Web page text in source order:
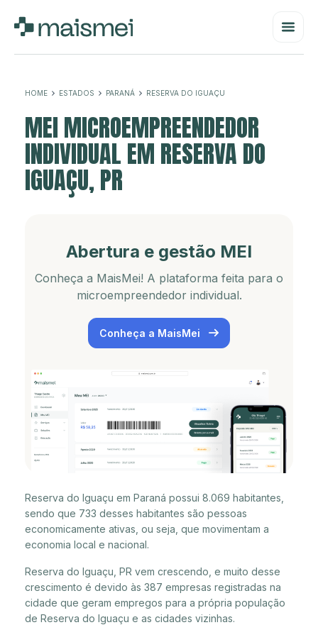
HOME ESTADOS PARANÁ RESERVA DO IGUAÇU
MEI MICROEMPREENDEDOR
INDIVIDUAL EM RESERVA DO
IGUAÇU, PR
Abertura e gestão MEI
Conheça a MaisMei! A plataforma feita para o
microempreendedor individual.
Conheça a MaisMei
Reserva do Iguaçu em Paraná possui 8.069 habitantes,
sendo que 733 desses habitantes são pessoas
economicamente ativas, ou seja, que movimentam a
economia local e nacional.
Reserva do Iguaçu, PR vem crescendo, e muito desse
crescimento é devido às 387 empresas registradas na
cidade que geram empregos para a própria população
de Reserva do Iguaçu e as cidades vizinhas.